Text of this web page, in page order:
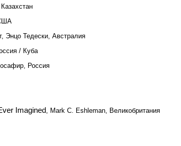
Энцо Тедески, Австралия
/ Куба
Россия
Imagined, Mark C. Eshleman, Великобритания